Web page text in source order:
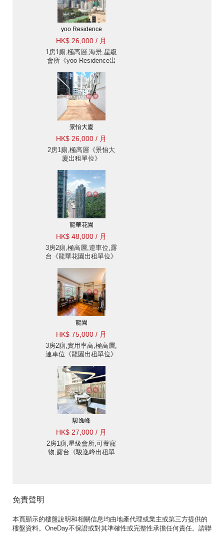
yoo Residence
HK$ 26,000 / 月
1房1廁,極高層,海景,星級
會所《yoo Residence出
景怡大廈
HK$ 26,000 / 月
2房1廁,極高層《景怡大
廈出租單位》
龍華花園
HK$ 48,000 / 月
3房2廁,極高層,連車位,露
台《龍華花園出租單位》
龍園
HK$ 75,000 / 月
3房2廁,實用率高,極高層,
連車位《龍園出租單位》
駿逸峰
HK$ 27,000 / 月
2房1廁,星級會所,可養寵
物,露台《駿逸峰出租單
免責聲明
本頁顯示的樓盤說明和相關信息均由地產代理或業主或第三方提供的
樓盤資料。OneDay不保證或對其準確性或完整性承擔任何責任。請聯